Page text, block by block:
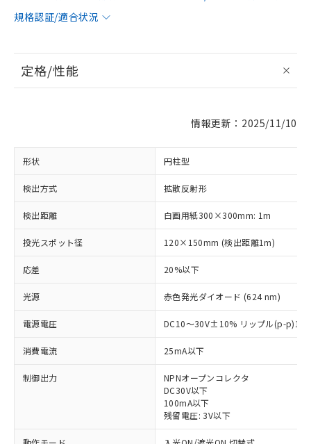
規格認証/適合状況
定格/性能
情報更新：2025/11/10
形状 円柱型
検出方式 拡散反射形
検出距離 白画用紙300×300mm: 1m
投光スポット径 120×150mm (検出距離1m)
応差 20%以下
光源 赤色発光ダイオード (624 nm)
電源電圧 DC10～30V±10% リップル(p-
消費電流 25mA以下
制御出力
NPNオープンコレクタ
DC30V以下
100mA以下
残留電圧: 3V以下